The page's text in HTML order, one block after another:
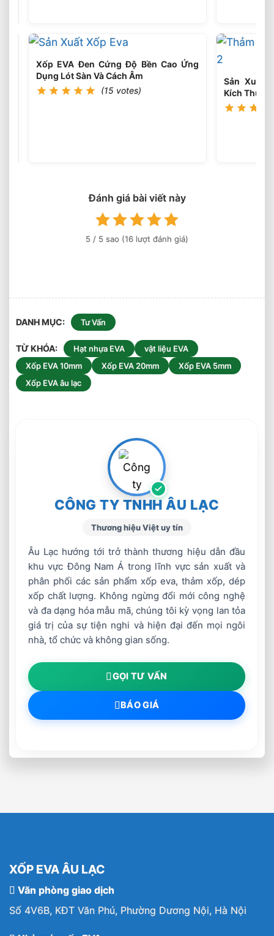
Sốc
Tốt
Thiết
Công
Xốp EVA Đen Cứng Độ Bền Cao Ứng
Dụng Lót Sàn Và Cách Âm
(15 votes)
Sản Xuất
Kích Thước
Đánh giá bài viết này
5 / 5 sao (16 lượt đánh giá)
DANH MỤC Tư Vấn
TỪ KHÓA Hạt nhựa EVA
vật liệu EVA
Xốp EVA 10mm
Xốp EVA 20mm
Xốp EVA 5mm
Xốp EVA âu lạc
CÔNG TY TNHH ÂU LẠC
Thương hiệu Việt uy tín
Âu Lạc hướng tới trở thành thương hiệu dẫn đầu
khu vực Đông Nam Á trong lĩnh vực sản xuất và
phân phối các sản phẩm xốp eva, thảm xốp, dép
xốp chất lượng. Không ngừng đổi mới công nghệ
và đa dạng hóa mẫu mã, chúng tôi kỳ vọng lan tỏa
giá trị của sự tiện nghi và hiện đại đến mọi ngôi
nhà, tổ chức và không gian sống.
GỌI TƯ VẤN
BÁO GIÁ
XỐP EVA ÂU LẠC
Văn phòng giao dịch
Số 4V6B, KĐT Văn Phú, Phường Dương Nội, Hà Nội